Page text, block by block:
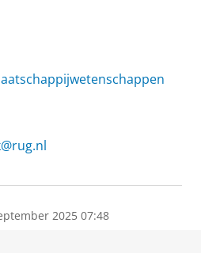
2025 07:48